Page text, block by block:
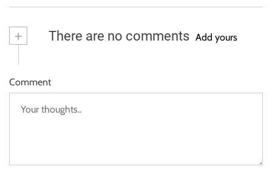
+ There are no comments Add yours
Comment